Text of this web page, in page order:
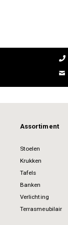
Assortiment
Stoelen
Krukken
Tafels
Banken
Verlichting
Terrasmeubilair